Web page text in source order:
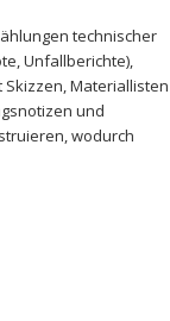
technischer
Unfallberichte),
Skizzen, Materiallisten‍
und
wodurch​